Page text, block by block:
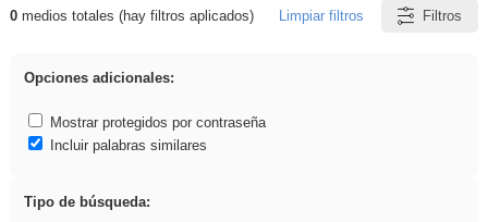
Resultados de: cortar
0medios totales (hay filtros aplicados) Limpiar filtros Filtros
Opciones adicionales:
Mostrar protegidos por contraseña
Incluir palabras similares
Tipo de búsqueda: